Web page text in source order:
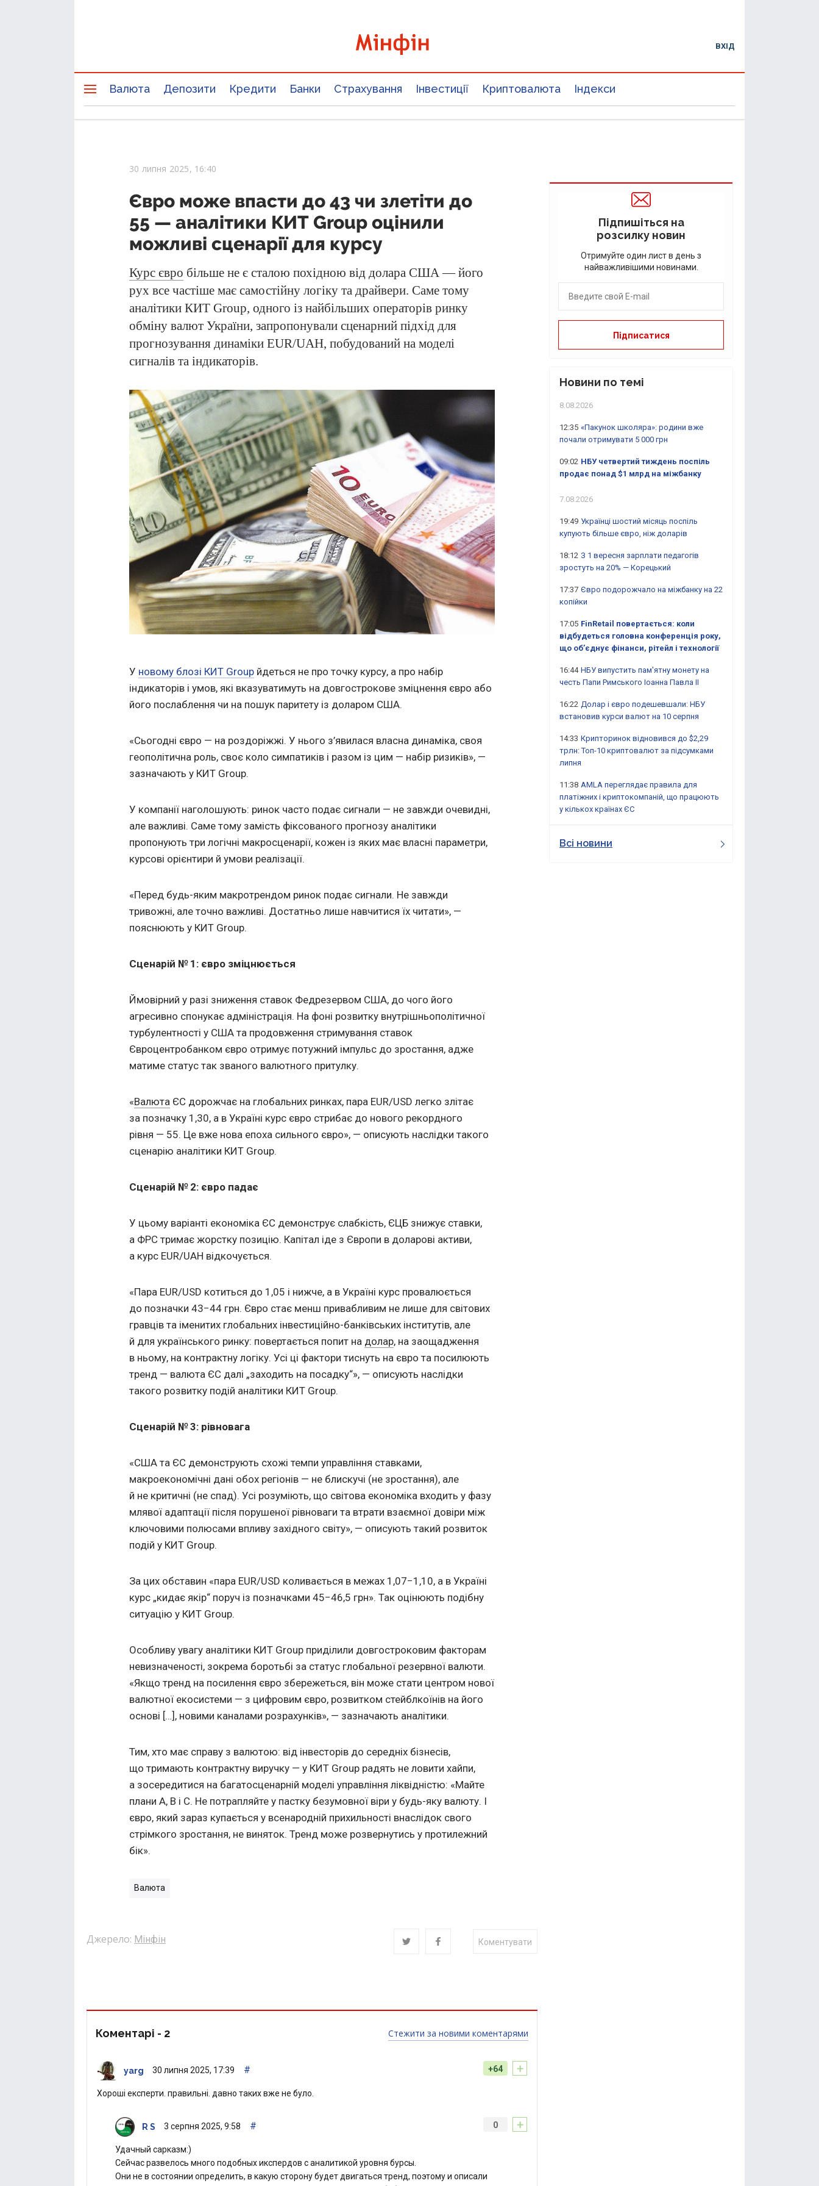
ВХІД
Валюта Депозити Кредити Банки Страхування Інвестиції Криптовалюта Індекси
30 липня 2025, 16:40
Євро може впасти до 43 чи злетіти до
55 — аналітики КИТ Group оцінили
можливі сценарії для курсу
Курс євро більше не є сталою похідною від долара США — його
рух все частіше має самостійну логіку та драйвери. Саме тому
аналітики КИТ Group, одного із найбільших операторів ринку
обміну валют України, запропонували сценарний підхід для
прогнозування динаміки EUR/UAH, побудований на моделі
сигналів та індикаторів.
У новому блозі КИТ Group йдеться не про точку курсу, а про набір
індикаторів і умов, які вказуватимуть на довгострокове зміцнення євро або
його послаблення чи на пошук паритету із доларом США.
«Сьогодні євро — на роздоріжжі. У нього з’явилася власна динаміка, своя
геополітична роль, своє коло симпатиків і разом із цим — набір ризиків», —
зазначають у КИТ Group.
У компанії наголошують: ринок часто подає сигнали — не завжди очевидні,
але важливі. Саме тому замість фіксованого прогнозу аналітики
пропонують три логічні макросценарії, кожен із яких має власні параметри,
курсові орієнтири й умови реалізації.
«Перед будь-яким макротрендом ринок подає сигнали. Не завжди
тривожні, але точно важливі. Достатньо лише навчитися їх читати», —
пояснюють у КИТ Group.
Сценарій № 1: євро зміцнюється
Ймовірний у разі зниження ставок Федрезервом США, до чого його
агресивно спонукає адміністрація. На фоні розвитку внутрішньополітичної
турбулентності у США та продовження стримування ставок
Євроцентробанком євро отримує потужний імпульс до зростання, адже
матиме статус так званого валютного притулку.
«Валюта ЄС дорожчає на глобальних ринках, пара EUR/USD легко злітає
за позначку 1,30, а в Україні курс євро стрибає до нового рекордного
рівня — 55. Це вже нова епоха сильного євро», — описують наслідки такого
сценарію аналітики КИТ Group.
Сценарій № 2: євро падає
У цьому варіанті економіка ЄС демонструє слабкість, ЄЦБ знижує ставки,
а ФРС тримає жорстку позицію. Капітал іде з Європи в доларові активи,
а курс EUR/UAH відкочується.
«Пара EUR/USD котиться до 1,05 і нижче, а в Україні курс провалюється
до позначки 43−44 грн. Євро стає менш привабливим не лише для світових
гравців та іменитих глобальних інвестиційно-банківських інститутів, але
й для українського ринку: повертається попит на долар, на заощадження
в ньому, на контрактну логіку. Усі ці фактори тиснуть на євро та посилюють
тренд — валюта ЄС далі „заходить на посадку“», — описують наслідки
такого розвитку подій аналітики КИТ Group.
Сценарій № 3: рівновага
«США та ЄС демонструють схожі темпи управління ставками,
макроекономічні дані обох регіонів — не блискучі (не зростання), але
й не критичні (не спад). Усі розуміють, що світова економіка входить у фазу
млявої адаптації після порушеної рівноваги та втрати взаємної довіри між
ключовими полюсами впливу західного світу», — описують такий розвиток
подій у КИТ Group.
За цих обставин «пара EUR/USD коливається в межах 1,07−1,10, а в Україні
курс „кидає якір“ поруч із позначками 45−46,5 грн». Так оцінюють подібну
ситуацію у КИТ Group.
Особливу увагу аналітики КИТ Group приділили довгостроковим факторам
невизначеності, зокрема боротьбі за статус глобальної резервної валюти.
«Якщо тренд на посилення євро збережеться, він може стати центром нової
валютної екосистеми — з цифровим євро, розвитком стейблкоїнів на його
основі […], новими каналами розрахунків», — зазначають аналітики.
Тим, хто має справу з валютою: від інвесторів до середніх бізнесів,
що тримають контрактну виручку — у КИТ Group радять не ловити хайпи,
а зосередитися на багатосценарній моделі управління ліквідністю: «Майте
плани А, В і С. Не потрапляйте у пастку безумовної віри у будь-яку валюту. І
євро, який зараз купається у всенародній прихильності внаслідок свого
стрімкого зростання, не виняток. Тренд може розвернутись у протилежний
бік».
Валюта
Джерело: Мінфін Коментувати
Стежити за новими коментарями
Коментарі - 2
+
+64
yarg 30 липня 2025, 17:39 #
Хороші експерти. правильні. давно таких вже не було.
+
0
R S 3 серпня 2025, 9:58 #
Удачный сарказм:)
Сейчас развелось много подобных икспердов с аналитикой уровня бурсы.
Они не в состоянии определить, в какую сторону будет двигаться тренд, поэтому и описали
Підпишіться на
розсилку новин
Отримуйте один лист в день з
найважливішими новинами.
Новини по темі
8.08.2026
12:35 «Пакунок школяра»: родини вже
почали отримувати 5 000 грн
09:02 НБУ четвертий тиждень поспіль
продає понад $1 млрд на міжбанку
7.08.2026
19:49 Українці шостий місяць поспіль
купують більше євро, ніж доларів
18:12 З 1 вересня зарплати педагогів
зростуть на 20% — Корецький
17:37 Євро подорожчало на міжбанку на 22
копійки
17:05 FinRetail повертається: коли
відбудеться головна конференція року,
що об’єднує фінанси, рітейл і технології
16:44 НБУ випустить пам'ятну монету на
честь Папи Римського Іоанна Павла II
16:22 Долар і євро подешевшали: НБУ
встановив курси валют на 10 серпня
14:33 Крипторинок відновився до $2,29
трлн: Топ-10 криптовалют за підсумками
липня
11:38 AMLA переглядає правила для
платіжних і криптокомпаній, що працюють
у кількох країнах ЄС
Всі новини